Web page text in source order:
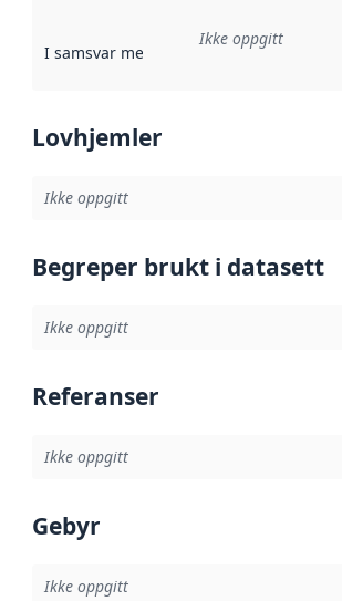
I samsvar med Referanse til en
Ikke oppgitt
Lovhjemler
Ikke oppgitt
Begreper brukt i datasett
Ikke oppgitt
Referanser
Ikke oppgitt
Gebyr
Ikke oppgitt